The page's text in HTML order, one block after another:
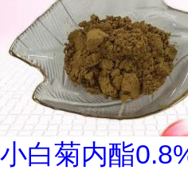
小白菊内酯